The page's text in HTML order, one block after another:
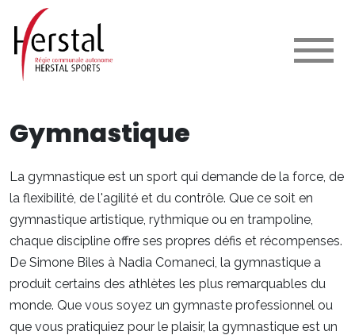
Gymnastique
La gymnastique est un sport qui demande de la force, de
la flexibilité, de l'agilité et du contrôle. Que ce soit en
gymnastique artistique, rythmique ou en trampoline,
chaque discipline offre ses propres défis et récompenses.
De Simone Biles à Nadia Comaneci, la gymnastique a
produit certains des athlètes les plus remarquables du
monde. Que vous soyez un gymnaste professionnel ou
que vous pratiquiez pour le plaisir, la gymnastique est un